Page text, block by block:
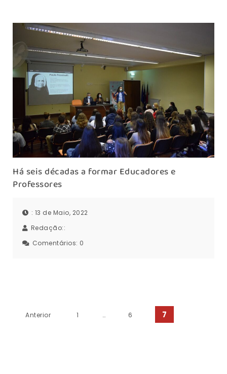
Há seis décadas a formar Educadores e
Professores
: 13 de Maio, 2022
Redação::
Comentários: 0
Paginação dos conteúdos
Anterior 1 … 6 7